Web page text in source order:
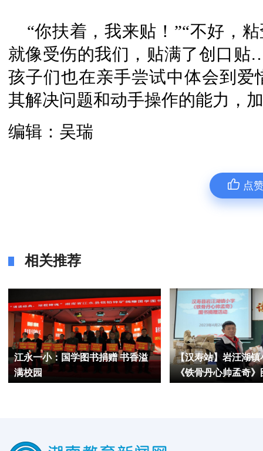
“你扶着，我来贴！”“不好，
就像受伤的我们，贴满了创口
孩子们也在亲手尝试中体会到
其解决问题和动手操作的能力，
编辑：吴瑞
点
相关推荐
江永一小：国学图书捐赠 书香溢
满校园
【汉寿站】岩汪湖镇
《铁骨丹心帅孟奇